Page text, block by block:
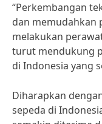
“Perkembangan
dan memudahkan
melakukan
turut mendukung
di Indonesia yang
Diharapkan
sepeda di